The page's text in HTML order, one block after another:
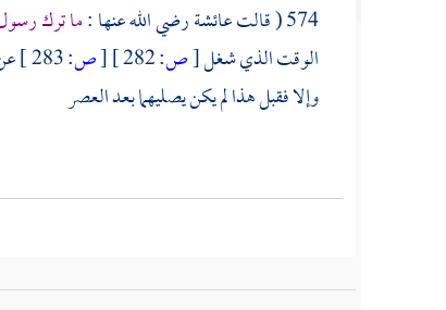
574 ( قالت عائشةرضي الله عنها :ما ترك
الوقت الذي شغل[ص: [ص:
وإلا فقبل هذا لم يكن يصليهما بعد العصر